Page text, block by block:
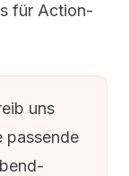
für Action-
uns
passende